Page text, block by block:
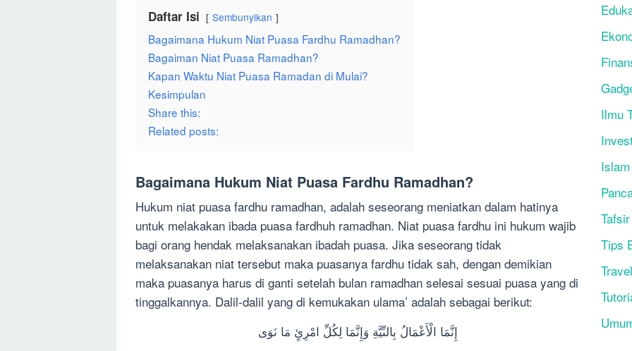
Daftar Isi Sembunyikan
Bagaimana Hukum Niat Puasa Fardhu Ramadhan?
Bagaiman Niat Puasa Ramadhan?
Kapan Waktu Niat Puasa Ramadan di Mulai?
Kesimpulan
Share this:
Related posts:
Bagaimana Hukum Niat Puasa Fardhu Ramadhan?
Hukum niat puasa fardhu ramadhan, adalah seseorang meniatkan dalam hatinya
untuk melakakan ibada puasa fardhuh ramadhan. Niat puasa fardhu ini hukum wajib
bagi orang hendak melaksanakan ibadah puasa. Jika seseorang tidak
melaksanakan niat tersebut maka puasanya fardhu tidak sah, dengan demikian
maka puasanya harus di ganti setelah bulan ramadhan selesai sesuai puasa yang di
tinggalkannya. Dalil-dalil yang di kemukakan ulama’ adalah sebagai berikut:
إِنَّمَا الْأَعْمَالُ بِالنِّيَّةِ وَإِنَّمَا لِكُلِّ امْرِئٍ مَا نَوَى
Ilmu
Tafsir
Tips